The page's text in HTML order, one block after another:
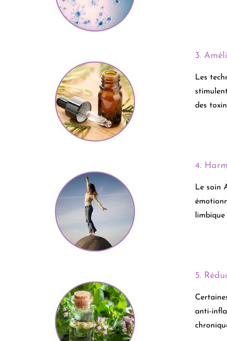
3.
Les
des
4.
Le soin
5.
anti-